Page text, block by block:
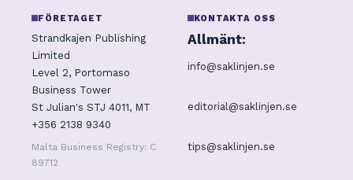
FÖRETAGET
Strandkajen Publishing
Limited
Level 2, Portomaso
Business Tower
St Julian's STJ 4011, MT
+356 2138 9340
Malta Business Registry: C
89712
KONTAKTA OSS
Allmänt:
info@saklinjen.se
editorial@saklinjen.se
tips@saklinjen.se